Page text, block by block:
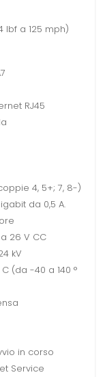
lbf a 125 mph)
RJ45
4, 5+; 7, 8-)
da 0,5 A.
26 V CC
kV
(da -40 a 140 °
in corso
Service